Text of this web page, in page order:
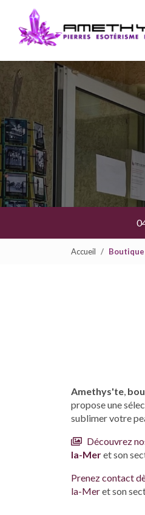
contenu
principal
Accueil
Amethys'te,
propose une
sublimer votre
Découvrez
la-Meret son
Prenez contact
la-Meret son